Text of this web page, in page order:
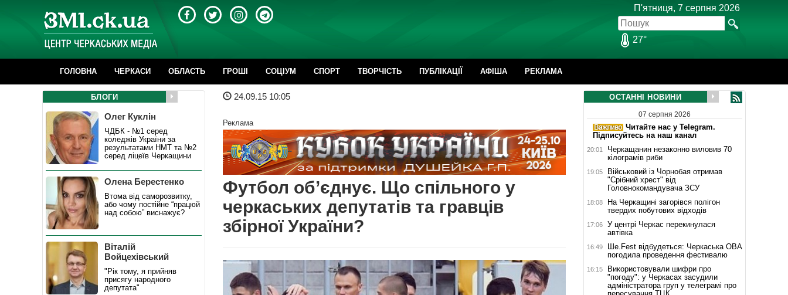
П'ятниця, 7 серпня 2026
27°
ГОЛОВНА ЧЕРКАСИ ОБЛАСТЬ ГРОШІ CОЦІУМ СПОРТ ТВОРЧІСТЬ ПУБЛІКАЦІЇ АФІША РЕКЛАМА
24.09.15 10:05
Реклама
Футбол об’єднує. Що спільного у
черкаських депутатів та гравців
збірної України?
БЛОГИ
Олег Куклін
ЧДБК - №1 серед
коледжів України за
результатами НМТ та №2
серед ліцеїв Черкащини
Олена Берестенко
Втома від саморозвитку,
або чому постійне “працюй
над собою” виснажує?
Віталій
Войцехівський
"Рік тому, я прийняв
присягу народного
депутата"
ОСТАННІ НОВИНИ
07 серпня 2026
Читайте нас у Telegram.
Підписуйтесь на наш канал
20:01
Черкащанин незаконно виловив 70
кілограмів риби
19:05
Військовий із Чорнобая отримав
"Срібний хрест" від
Головнокомандувача ЗСУ
18:08
На Черкащині загорівся полігон
твердих побутових відходів
17:06
У центрі Черкас перекинулася
автівка
16:49
Ше.Fest відбудеться: Черкаська ОВА
погодила проведення фестивалю
16:15
Використовували шифри про
"погоду": у Черкасах засудили
адміністратора груп у телеграмі про